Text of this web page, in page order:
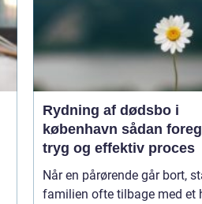
Rydning af dødsbo i
københavn sådan foregår en
tryg og effektiv proces
Når en pårørende går bort,
familien ofte tilbage med et